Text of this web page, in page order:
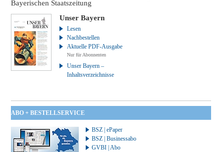
Bayerischen Staatszeitung
Unser Bayern
Lesen
Nachbestellen
Aktuelle PDF-Ausgabe
Nur für Abonnenten
Unser Bayern –
Inhaltsverzeichnisse
ABO + BESTELLSERVICE
BSZ | ePaper
BSZ | Businessabo
GVBI | Abo